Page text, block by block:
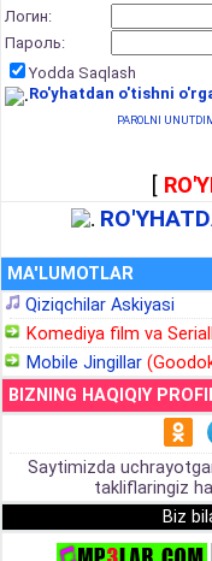
Логин:
Пароль:
Yodda Saqlash
Ro'yhatdan o'tishni
PAROLNI
[
MA'LUMOTLAR
Qiziqchilar Askiyasi
Komediya film va
Mobile Jingillar
BIZNING HAQIQIY
Saytimizda
takliflaringiz
Biz